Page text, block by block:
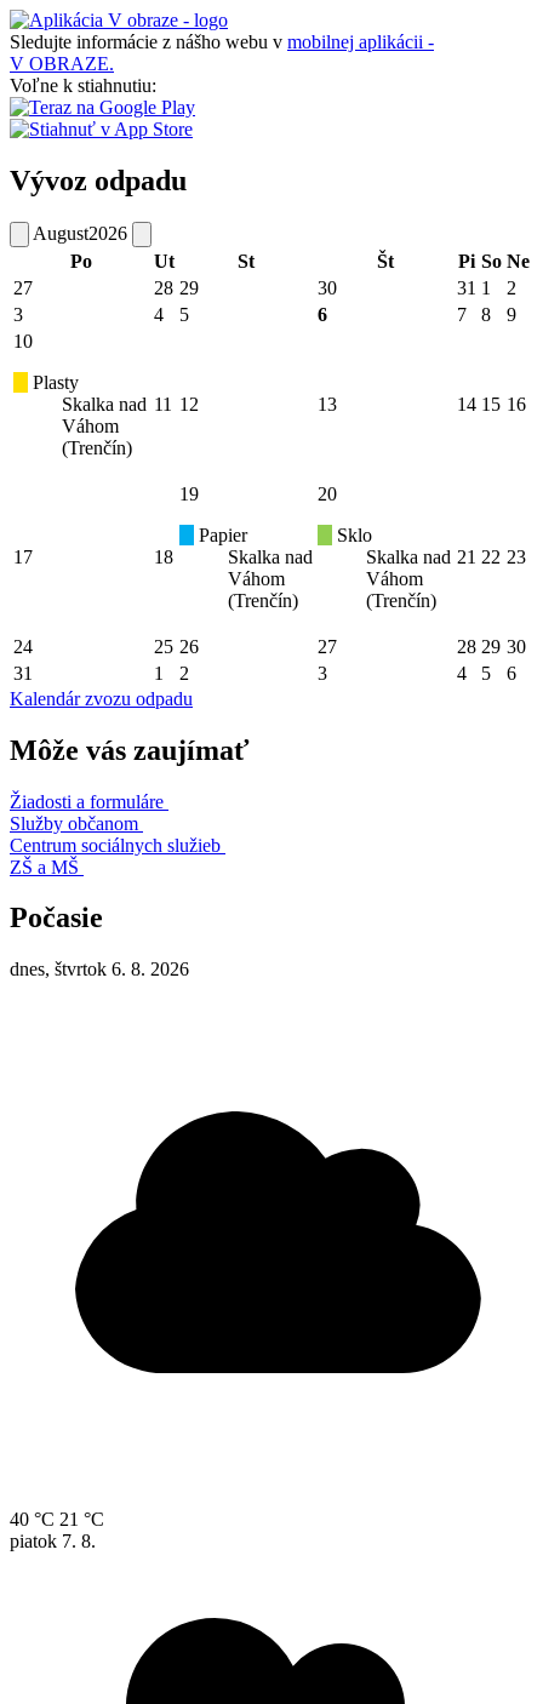
Sledujte informácie z nášho webu v mobilnej aplikácii -
V OBRAZE.
Voľne k stiahnutiu:
Vývoz odpadu
August2026
Po
Ut St Št Pi So Ne
27
28 29 30 31 1
2
3
4 5 6 7 8
9
10
Plasty
Skalka nad
Váhom
(Trenčín)
11 12 13 14 15 16
17 18
19
Papier
Skalka nad
Váhom
(Trenčín)
20
Sklo
Skalka nad
Váhom
(Trenčín)
21 22 23
24 25 26 27 28 29 30
31
1 2 3 4 5
6
Kalendár zvozu odpadu
Môže vás zaujímať
Žiadosti a formuláre
Služby občanom
Centrum sociálnych služieb
ZŠ a MŠ
Počasie
dnes, štvrtok 6. 8. 2026
40 °C 21 °C
piatok 7. 8.